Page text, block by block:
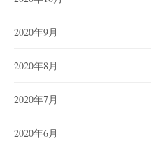
2020年9月
2020年8月
2020年7月
2020年6月